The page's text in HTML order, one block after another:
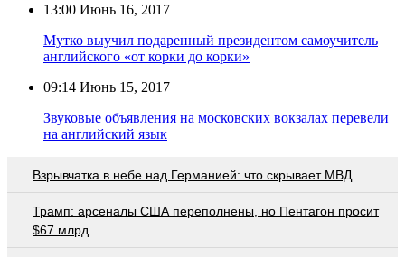
13:00 Июнь 16, 2017
Мутко выучил подаренный президентом самоучитель
английского «от корки до корки»
09:14 Июнь 15, 2017
Звуковые объявления на московских вокзалах перевели
на английский язык
Взрывчатка в небе над Германией: что скрывает МВД
Трамп: арсеналы США переполнены, но Пентагон просит
$67 млрд